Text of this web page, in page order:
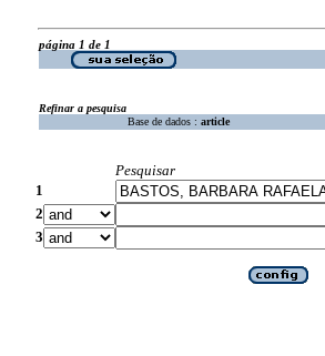
página 1 de 1
Refinar a pesquisa
Base de dados : article
Pesquisar
1
2
3